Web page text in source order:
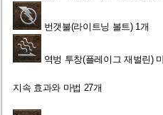
역병 투창 (플레이
맹독 투창 1 : 레벨당
번개의 일격 (라이
번갯불(라이트닝 볼트) 1개
역벙 투창(플레이그 재벌린)
지속 효과와 마법 27개